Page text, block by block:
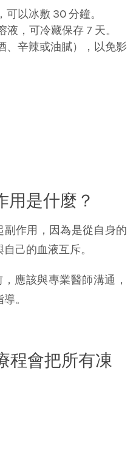
以冰敷 30 分鐘。
液，可冷藏保存 7 天。
、辛辣或油膩），以免影
用是什麼？
副作用，因為是從自身的
己的血液互斥。
應該與專業醫師溝通，
。
程會把所有凍